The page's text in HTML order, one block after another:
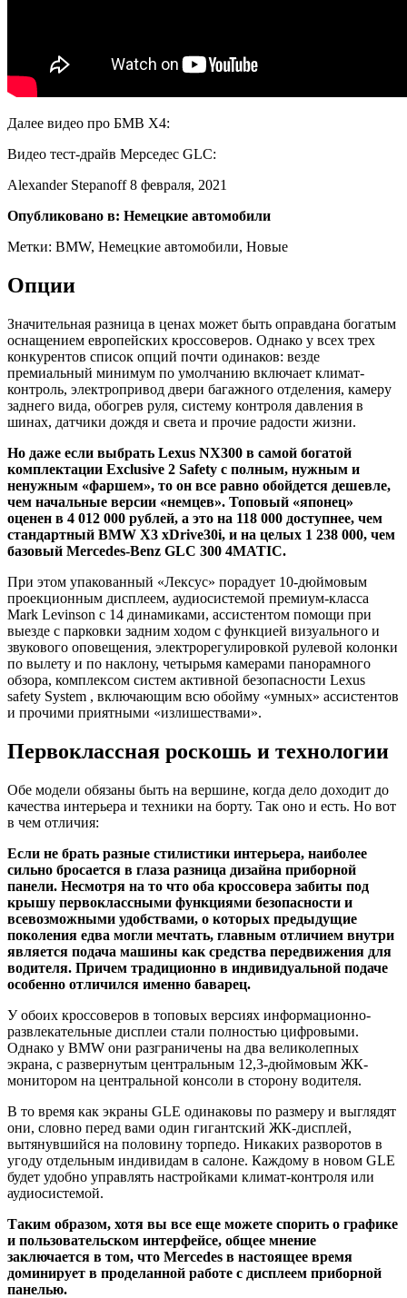
Далее видео про БМВ Х4:
Видео тест-драйв Мерседес GLC:
Alexander Stepanoff 8 февраля, 2021
Опубликовано в: Немецкие автомобили
Метки: BMW, Немецкие автомобили, Новые
Опции
Значительная разница в ценах может быть оправдана богатым
оснащением европейских кроссоверов. Однако у всех трех
конкурентов список опций почти одинаков: везде
премиальный минимум по умолчанию включает климат-
контроль, электропривод двери багажного отделения, камеру
заднего вида, обогрев руля, систему контроля давления в
шинах, датчики дождя и света и прочие радости жизни.
Но даже если выбрать Lexus NX300 в самой богатой
комплектации Exclusive 2 Safety с полным, нужным и
ненужным «фаршем», то он все равно обойдется дешевле,
чем начальные версии «немцев». Топовый «японец»
оценен в 4 012 000 рублей, а это на 118 000 доступнее, чем
стандартный BMW X3 xDrive30i, и на целых 1 238 000, чем
базовый Mercedes-Benz GLC 300 4MATIC.
При этом упакованный «Лексус» порадует 10-дюймовым
проекционным дисплеем, аудиосистемой премиум-класса
Mark Levinson с 14 динамиками, ассистентом помощи при
выезде с парковки задним ходом с функцией визуального и
звукового оповещения, электрорегулировкой рулевой колонки
по вылету и по наклону, четырьмя камерами панорамного
обзора, комплексом систем активной безопасности Lexus
safety System , включающим всю обойму «умных» ассистентов
и прочими приятными «излишествами».
Первоклассная роскошь и технологии
Обе модели обязаны быть на вершине, когда дело доходит до
качества интерьера и техники на борту. Так оно и есть. Но вот
в чем отличия:
Если не брать разные стилистики интерьера, наиболее
сильно бросается в глаза разница дизайна приборной
панели. Несмотря на то что оба кроссовера забиты под
крышу первоклассными функциями безопасности и
всевозможными удобствами, о которых предыдущие
поколения едва могли мечтать, главным отличием внутри
является подача машины как средства передвижения для
водителя. Причем традиционно в индивидуальной подаче
особенно отличился именно баварец.
У обоих кроссоверов в топовых версиях информационно-
развлекательные дисплеи стали полностью цифровыми.
Однако у BMW они разграничены на два великолепных
экрана, с развернутым центральным 12,3-дюймовым ЖК-
монитором на центральной консоли в сторону водителя.
В то время как экраны GLE одинаковы по размеру и выглядят
они, словно перед вами один гигантский ЖК-дисплей,
вытянувшийся на половину торпедо. Никаких разворотов в
угоду отдельным индивидам в салоне. Каждому в новом GLE
будет удобно управлять настройками климат-контроля или
аудиосистемой.
Таким образом, хотя вы все еще можете спорить о графике
и пользовательском интерфейсе, общее мнение
заключается в том, что Mercedes в настоящее время
доминирует в проделанной работе с дисплеем приборной
панелью.